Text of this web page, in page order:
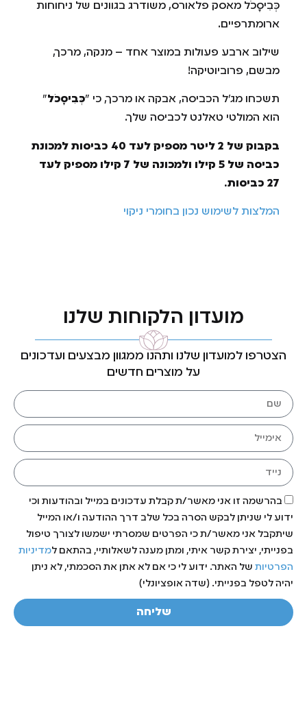
כְּבִיסָכֹל מאסק פלאורס, משודרג בגוונים של ניחוחות
ארומתרפיים.
שילוב ארבע פעולות במוצר אחד – מנקה, מרכך,
מבשם, פרוביוטיקה!
תשכחו מג'ל הכביסה, אבקה או מרכך, כי "כְּבִיסָכֹל"
הוא המולטי טאלנט לכביסה שלך.
בקבוק של 2 ליטר מספיק לעד 40 כביסות למכונת
כביסה של 5 קילו ולמכונה של 7 קילו מספיק לעד
27 כביסות.
המלצות לשימוש נכון בחומרי ניקוי
מועדון הלקוחות שלנו
הצטרפו למועדון שלנו ותהנו ממגוון מבצעים ועדכונים
על מוצרים חדשים
בהרשמה זו אני מאשר/ת קבלת עדכונים במייל ובהודעות וכי
ידוע לי שניתן לבקש הסרה בכל שלב דרך ההודעה ו/או המייל
שיתקבל אני מאשר/ת כי הפרטים שמסרתי ישמשו לצורך טיפול
בפנייתי, יצירת קשר איתי, ומתן מענה לשאלותיי, בהתאם למדיניות
הפרטיות של האתר. ידוע לי כי אם לא אתן את הסכמתי, לא ניתן
יהיה לטפל בפנייתי. (שדה אופציונלי)
שליחה